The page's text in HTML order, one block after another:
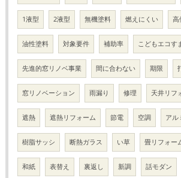
1液型 2液型 無機塗料 燃えにくい 高
油性塗料 対象要件 補助率 こどもエコす
先進的窓リノベ事業 間に合わない 期限
窓リノベーション 雨漏り 修理 天井リフ
遮熱 遮熱リフォーム 節電 空調 アル
樹脂サッシ 断熱ガラス い草 畳リフォー
和紙 表替え 裏返し 新調 話モダン